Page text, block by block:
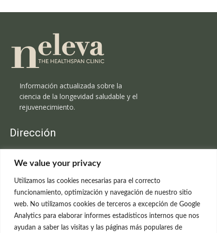
We value your privacy
Utilizamos las cookies necesarias para el correcto
funcionamiento, optimización y navegación de nuestro sitio
web. No utilizamos cookies de terceros a excepción de Google
Analytics para elaborar informes estadísticos internos que nos
ayudan a saber las visitas y las páginas más populares de
Información actualizada sobre la
ciencia de la longevidad saludable y el
rejuvenecimiento.
Dirección
C/Claudio Coello, 19 - 1º
699 595 619
rejuvenecimiento@clinicaneleva.com